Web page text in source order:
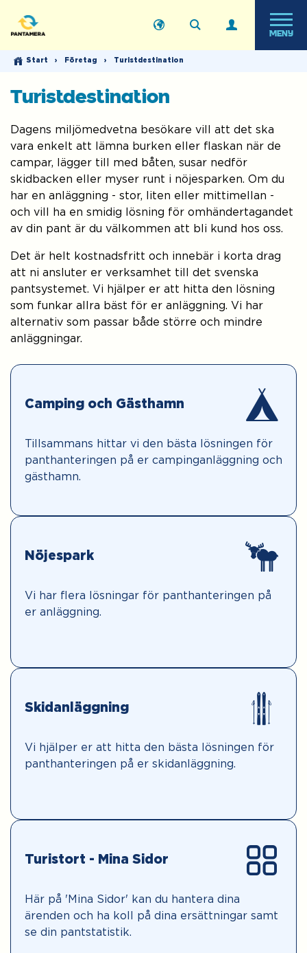
MENY
Start › Företag › Turistdestination
Turistdestination
Dagens miljömedvetna besökare vill att det ska
vara enkelt att lämna burken eller flaskan när de
campar, lägger till med båten, susar nedför
skidbacken eller myser runt i nöjesparken. Om du
har en anläggning - stor, liten eller mittimellan -
och vill ha en smidig lösning för omhändertagandet
av din pant är du välkommen att bli kund hos oss.
Det är helt kostnadsfritt och innebär i korta drag
att ni ansluter er verksamhet till det svenska
pantsystemet. Vi hjälper er att hitta den lösning
som funkar allra bäst för er anläggning. Vi har
alternativ som passar både större och mindre
anläggningar.
Camping och Gästhamn
Tillsammans hittar vi den bästa lösningen för
panthanteringen på er campinganläggning och
gästhamn.
Nöjespark
Vi har flera lösningar för panthanteringen på
er anläggning.
Skidanläggning
Vi hjälper er att hitta den bästa lösningen för
panthanteringen på er skidanläggning.
Turistort - Mina Sidor
Här på 'Mina Sidor' kan du hantera dina
ärenden och ha koll på dina ersättningar samt
se din pantstatistik.